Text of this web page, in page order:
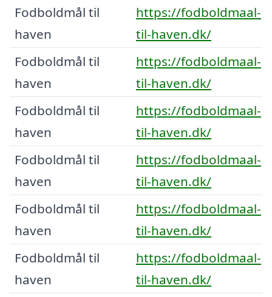
Fodboldmål til
haven
https://fodboldmaal-
til-haven.dk/
Fodboldmål til
haven
https://fodboldmaal-
til-haven.dk/
Fodboldmål til
haven
https://fodboldmaal-
til-haven.dk/
Fodboldmål til
haven
https://fodboldmaal-
til-haven.dk/
Fodboldmål til
haven
https://fodboldmaal-
til-haven.dk/
Fodboldmål til
haven
https://fodboldmaal-
til-haven.dk/